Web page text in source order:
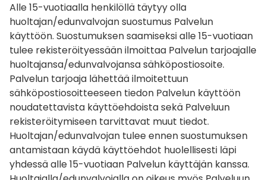
Alle 15-vuotiaalla henkilöllä täytyy olla
huoltajan/edunvalvojan suostumus Palvelun
käyttöön. Suostumuksen saamiseksi alle 15-vuotiaan
tulee rekisteröityessään ilmoittaa Palvelun tarjoajalle
huoltajansa/edunvalvojansa sähköpostiosoite.
Palvelun tarjoaja lähettää ilmoitettuun
sähköpostiosoitteeseen tiedon Palvelun käyttöön
noudatettavista käyttöehdoista sekä Palveluun
rekisteröitymiseen tarvittavat muut tiedot.
Huoltajan/edunvalvojan tulee ennen suostumuksen
antamistaan käydä käyttöehdot huolellisesti läpi
yhdessä alle 15-vuotiaan Palvelun käyttäjän kanssa.